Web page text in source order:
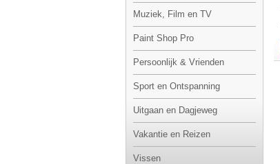
Muziek, Film en TV
Paint Shop Pro
Persoonlijk & Vrienden
Sport en Ontspanning
Uitgaan en Dagjeweg
Vakantie en Reizen
Vissen